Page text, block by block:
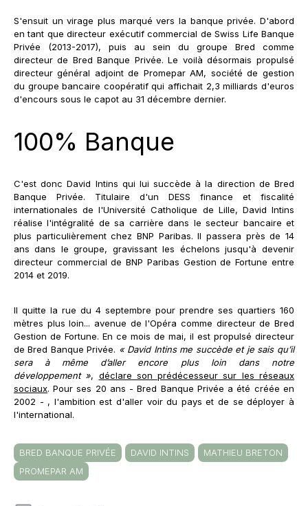
S'ensuit un virage plus marqué vers la banque privée. D'abord
en tant que directeur exécutif commercial de Swiss Life Banque
Privée (2013-2017), puis au sein du groupe Bred comme
directeur de Bred Banque Privée. Le voilà désormais propulsé
directeur général adjoint de Promepar AM, société de gestion
du groupe bancaire coopératif qui affichait 2,3 milliards d'euros
d'encours sous le capot au 31 décembre dernier.
100% Banque
C'est donc David Intins qui lui succède à la direction de Bred
Banque Privée. Titulaire d'un DESS finance et fiscalité
internationales de l'Université Catholique de Lille, David Intins
réalise l'intégralité de sa carrière dans le secteur bancaire et
plus particulièrement chez BNP Paribas. Il passera près de 14
ans dans le groupe, gravissant les échelons jusqu'à devenir
directeur commercial de BNP Paribas Gestion de Fortune entre
2014 et 2019.
Il quitte la rue du 4 septembre pour prendre ses quartiers 160
mètres plus loin... avenue de l'Opéra comme directeur de Bred
Gestion de Fortune. En ce mois de mai, il est propulsé directeur
de Bred Banque Privée. « David Intins me succède et je sais qu’il
sera à même d’aller encore plus loin dans notre
développement », déclare son prédécesseur sur les réseaux
sociaux. Pour ses 20 ans - Bred Banque Privée a été créée en
2002 - , l'ambition est d'aller voir du pays et de se déployer à
l'international.
BRED BANQUE PRIVÉE DAVID INTINS
MATHIEU BRETON
PROMEPAR AM